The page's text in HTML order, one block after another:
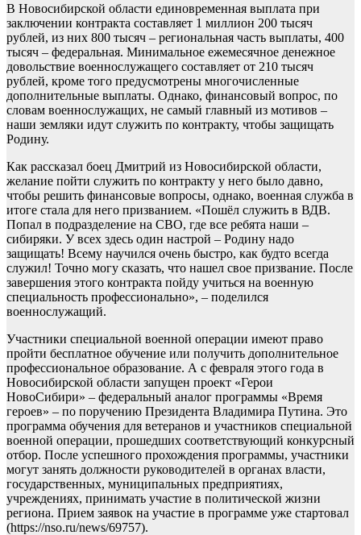
В Новосибирской области единовременная выплата при
заключении контракта составляет 1 миллион 200 тысяч
рублей, из них 800 тысяч – региональная часть выплаты, 400
тысяч – федеральная. Минимальное ежемесячное денежное
довольствие военнослужащего составляет от 210 тысяч
рублей, кроме того предусмотрены многочисленные
дополнительные выплаты. Однако, финансовый вопрос, по
словам военнослужащих, не самый главный из мотивов –
наши земляки идут служить по контракту, чтобы защищать
Родину.
Как рассказал боец Дмитрий из Новосибирской области,
желание пойти служить по контракту у него было давно,
чтобы решить финансовые вопросы, однако, военная служба в
итоге стала для него призванием. «Пошёл служить в ВДВ.
Попал в подразделение на СВО, где все ребята наши –
сибиряки. У всех здесь один настрой – Родину надо
защищать! Всему научился очень быстро, как будто всегда
служил! Точно могу сказать, что нашел свое призвание. После
завершения этого контракта пойду учиться на военную
специальность профессионально», – поделился
военнослужащий.
Участники специальной военной операции имеют право
пройти бесплатное обучение или получить дополнительное
профессиональное образование. А с февраля этого года в
Новосибирской области запущен проект «Герои
НовоСибири» – федеральный аналог программы «Время
героев» – по поручению Президента Владимира Путина. Это
программа обучения для ветеранов и участников специальной
военной операции, прошедших соответствующий конкурсный
отбор. После успешного прохождения программы, участники
могут занять должности руководителей в органах власти,
государственных, муниципальных предприятиях,
учреждениях, принимать участие в политической жизни
региона. Прием заявок на участие в программе уже стартовал
(https://nso.ru/news/69757).